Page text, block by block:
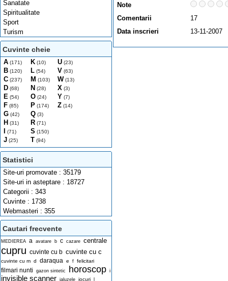
Sanatate
Spiritualitate
Sport
Turism
Cuvinte cheie
A (171)
B (120)
C (237)
D (68)
E (54)
F (85)
G (42)
H (31)
(71)
J (25)
K (10)
L (54)
M (103)
N (28)
O (24)
P (174)
Q (3)
R (71)
S (150)
T (94)
U (23)
V (63)
W (13)
X (3)
Y (7)
Z (14)
Statistici
Site-uri promovate : 35179
Site-uri in asteptare : 18727
Categorii : 343
Cuvinte : 1738
Webmasteri : 355
Cautari frecvente
MEDIEREA a avatare b c cazare centrale
cupru cuvinte cu b cuvinte cu c
cuvinte cu m d daraqua e f felicitari
filmari nunti gazon sintetic horoscop i
invisible scanner jaluzele jocuri
Note
Comentarii
17
Data inscrieri
13-11-2007